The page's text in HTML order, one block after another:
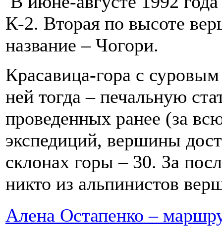
К-2. Вторая по высоте
название – Чогори.
Красавица-гора с
ней тогда – печальную
проведенных ранее (за
экспедиций, вершины
склонах горы – 30. За
никто из альпинистов
Алена Остапенко –